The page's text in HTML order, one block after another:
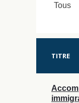
Tous
TITRE